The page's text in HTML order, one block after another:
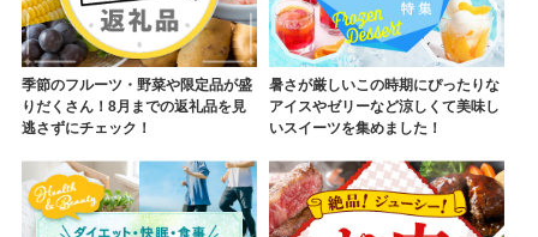
季節のフルーツ・野菜や限定品が盛
りだくさん！8月までの返礼品を見
逃さずにチェック！
暑さが厳しいこの時期にぴったりな
アイスやゼリーなど涼しくて美味し
いスイーツを集めました！